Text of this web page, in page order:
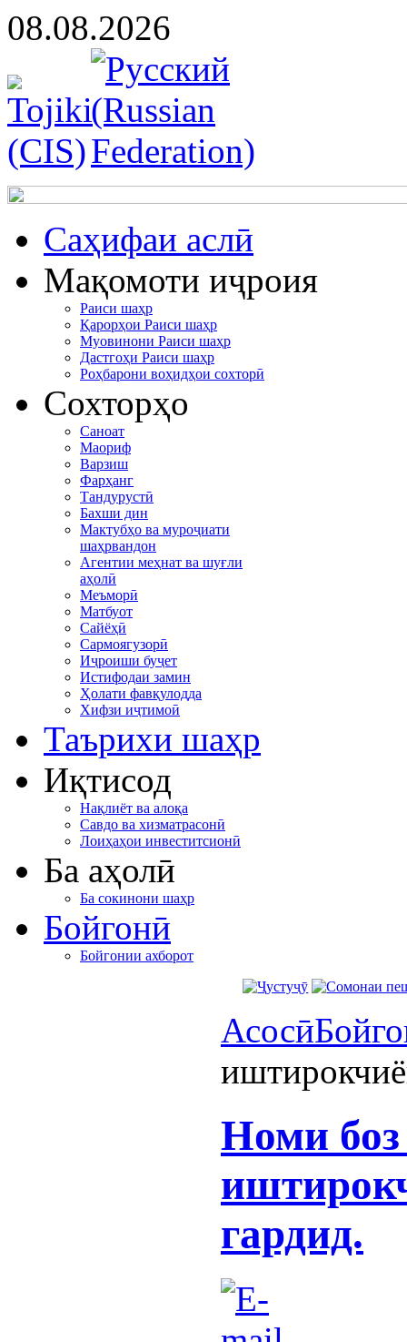
08.08.2026
Cаҳифаи аслӣ
Мақомоти иҷроия
Раиси шаҳр
Қарорҳои Раиси шаҳр
Муовинони Раиси шаҳр
Дастгоҳи Раиси шаҳр
Роҳбарони воҳидҳои сохторӣ
Сохторҳо
Саноат
Маориф
Варзиш
Фарҳанг
Тандурустӣ
Бахши дин
Мактубҳо ва муроҷиати
шаҳрвандон
Агентии меҳнат ва шуғли
аҳолӣ
Меъморӣ
Матбуот
Сайёҳӣ
Сармоягузорӣ
Иҷроиши буҷет
Истифодаи замин
Ҳолати фавқулодда
Хифзи иҷтимоӣ
Таърихи шаҳр
Иқтисод
Нақлиёт ва алоқа
Савдо ва хизматрасонӣ
Лоиҳаҳои инвеститсионӣ
Ба аҳолӣ
Ба сокинони шаҳр
Бойгонӣ
Бойгонии ахборот
Асосӣ
Номи
гардид.